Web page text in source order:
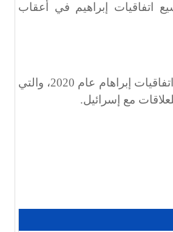
اتفاقيات إبراهيم في أعقاب
وخلال رئاسته الأولى، توسطت إدارة ترامب في إبرام اتفاقيات إبراهام عام 2020، والتي
مع إسرائيل.